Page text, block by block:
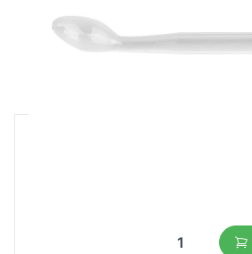
Pelota pro darsonval - lžíce